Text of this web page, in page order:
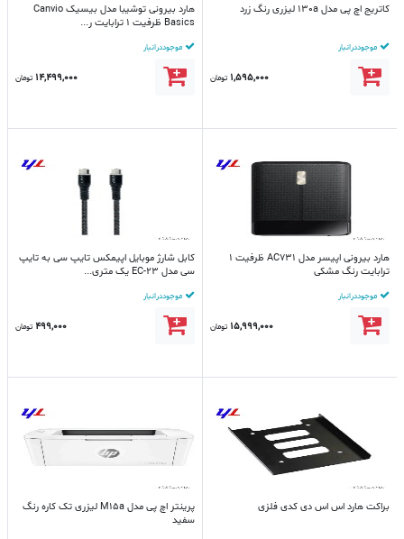
کاتریج اچ پی مدل 130a لیزری رنگ زرد
موجود در انبار
1,595,000 تومان
هارد بیرونی توشیبا مدل بیسیک Canvio
Basics ظرفیت 1 ترابایت ر...
موجود در انبار
14,499,000 تومان
هارد بیرونی اپیسر مدل AC731 ظرفیت 1
ترابایت رنگ مشکی
موجود در انبار
15,999,000 تومان
کابل شارژ موبایل اپیمکس تایپ سی به تایپ
سی مدل EC-23 یک متری...
موجود در انبار
499,000 تومان
براکت هارد اس اس دی کدی فلزی
پرینتر اچ پی مدل M15a لیزری تک کاره رنگ
سفید